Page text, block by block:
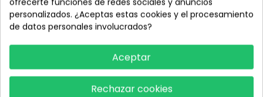
Combo (RC-2)
personalizados. ¿Aceptas estas cookies y el procesamiento
de datos personales involucrados?
Aceptar
Rechazar cookies